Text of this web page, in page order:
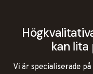
produktsidan
kan lita
Vi är specialiserade